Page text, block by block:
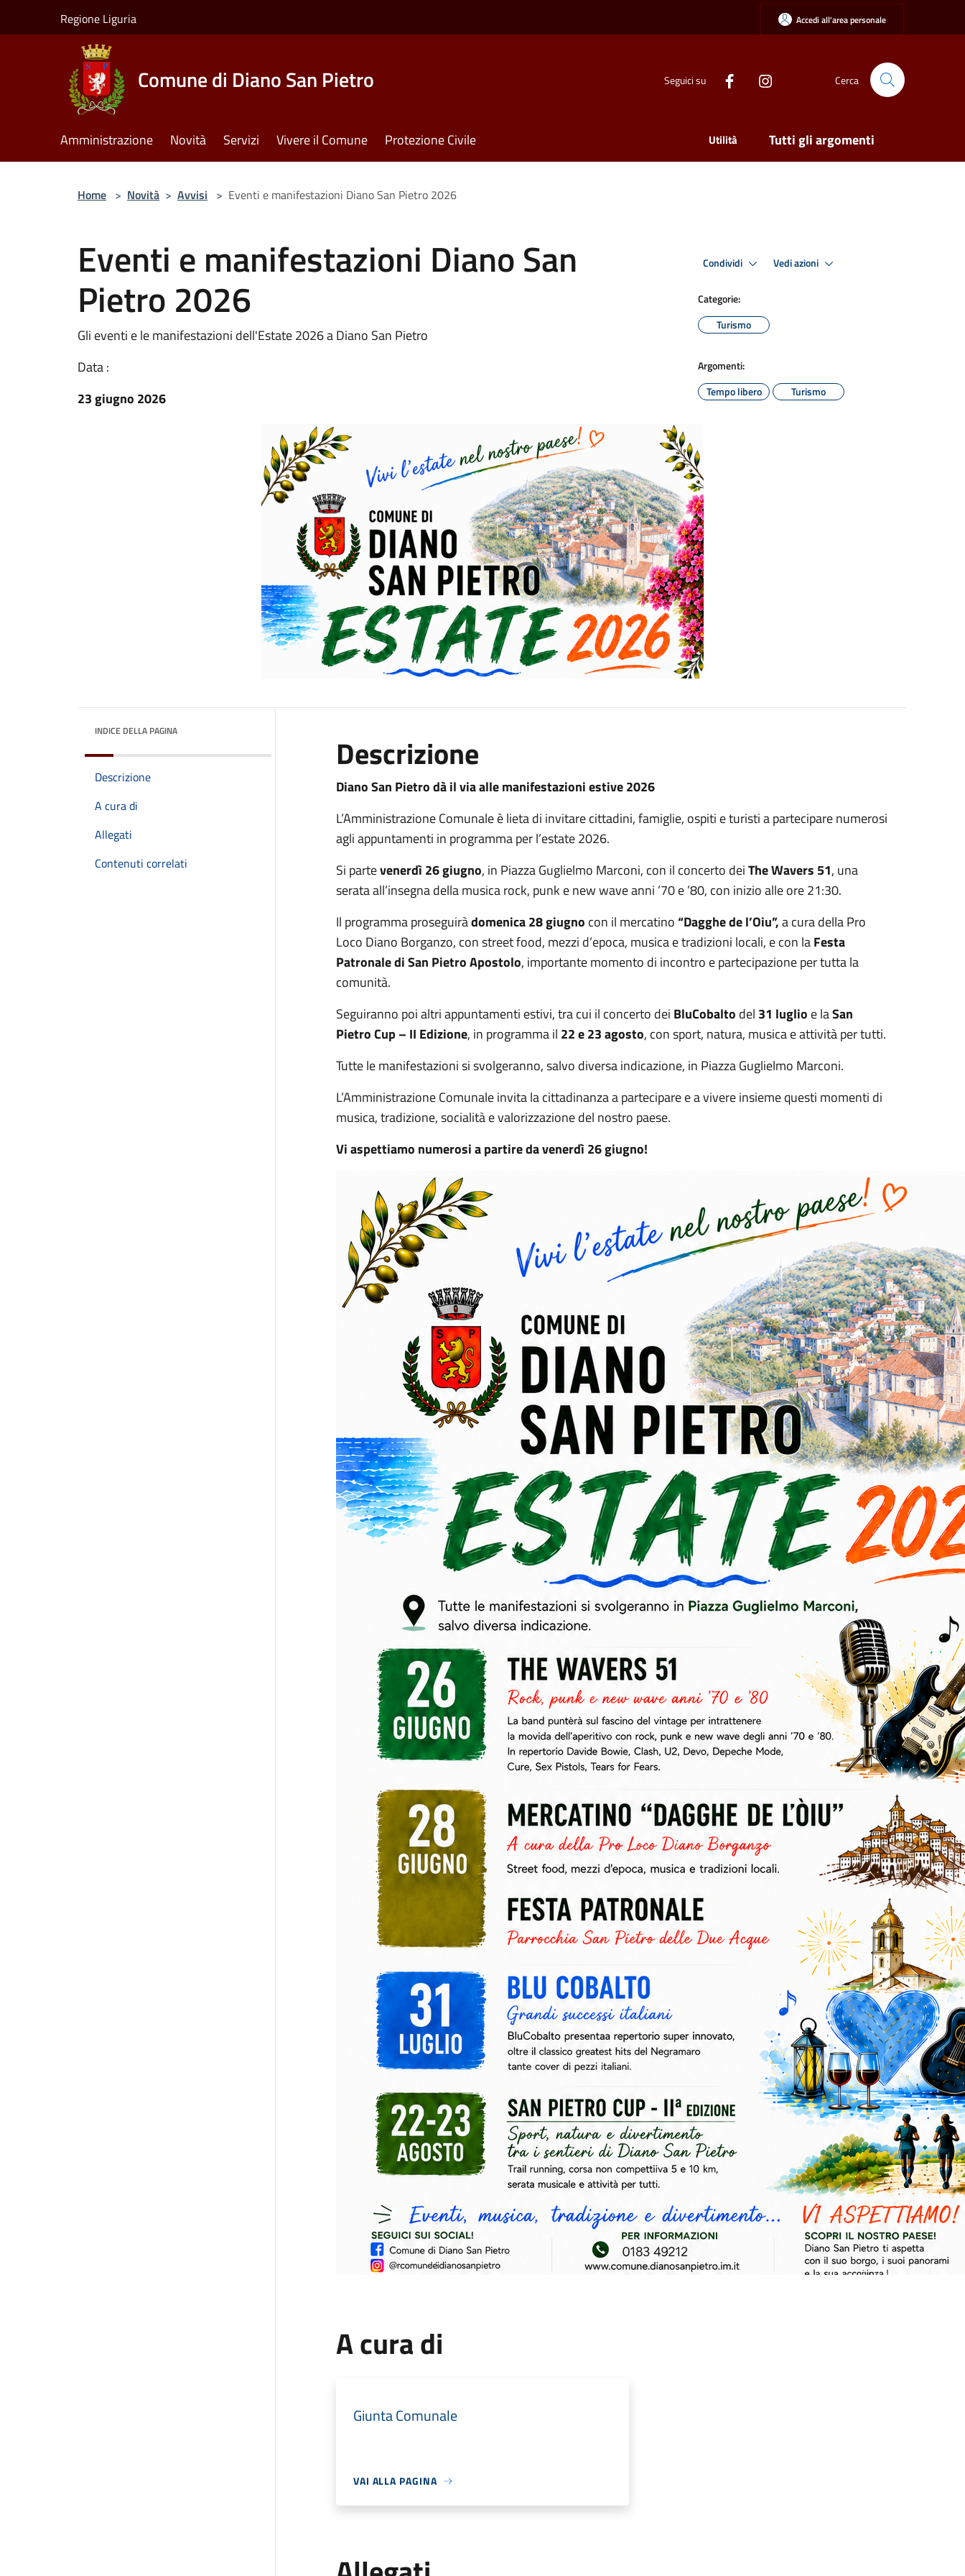
Regione Liguria Accedi all'area personale
Comune di Diano San Pietro Seguici su Cerca
Amministrazione Novità Servizi Vivere il Comune Protezione Civile Utilità Tutti gli argomenti
Home > Novità > Avvisi > Eventi e manifestazioni Diano San Pietro 2026
Eventi e manifestazioni Diano San
Pietro 2026
Gli eventi e le manifestazioni dell'Estate 2026 a Diano San Pietro
Data :
23 giugno 2026
Condividi Vedi azioni
Categorie:
Turismo
Argomenti:
Tempo libero
Turismo
INDICE DELLA PAGINA
Descrizione
A cura di
Allegati
Contenuti correlati
Descrizione
Diano San Pietro dà il via alle manifestazioni estive 2026
L’Amministrazione Comunale è lieta di invitare cittadini, famiglie, ospiti e turisti a partecipare numerosi
agli appuntamenti in programma per l’estate 2026.
Si partevenerdì 26 giugno, in Piazza Guglielmo Marconi, con il concerto deiThe Wavers 51, una
serata all’insegna della musica rock, punk e new wave anni ’70 e ’80, con inizio alle ore 21:30.
Il programma proseguiràdomenica 28 giugno con il mercatino“Dagghe de l’Oiu”,a cura della Pro
Loco Diano Borganzo, con street food, mezzi d’epoca, musica e tradizioni locali, e con laFesta
Patronale di San Pietro Apostolo, importante momento di incontro e partecipazione per tutta la
comunità.
Seguiranno poi altri appuntamenti estivi, tra cui il concerto dei BluCobalto del 31 luglio e laSan
Pietro Cup – II Edizione, in programma il 22 e 23 agosto, con sport, natura, musica e attività per tutti.
Tutte le manifestazioni si svolgeranno, salvo diversa indicazione, in Piazza Guglielmo Marconi.
L’Amministrazione Comunale invita la cittadinanza a partecipare e a vivere insieme questi momenti di
musica, tradizione, socialità e valorizzazione del nostro paese.
Vi aspettiamo numerosi a partire da venerdì 26 giugno!
A cura di
Giunta Comunale
VAI ALLA PAGINA